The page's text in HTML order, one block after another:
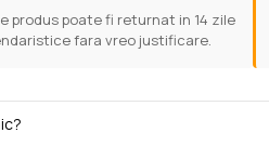
produs poate fi returnat in 14 zile
fara vreo justificare.